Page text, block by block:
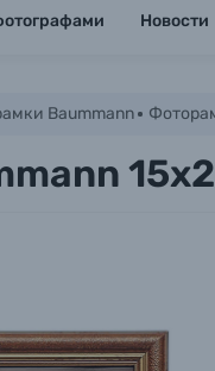
Новости
Baummann